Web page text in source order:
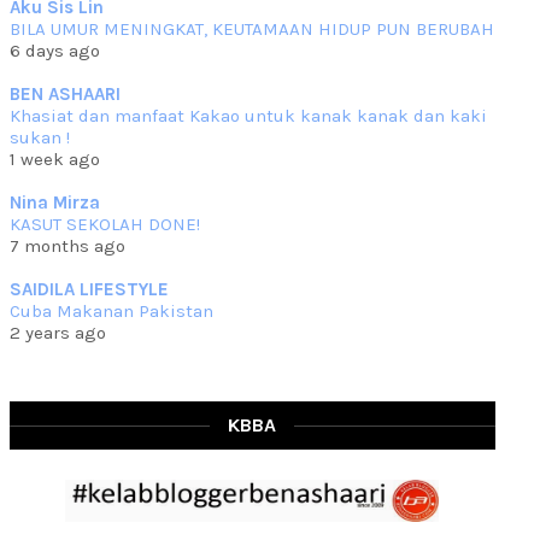
RESIPI KURMA AYAM MERAH
Assalammualaikum, salam semua. Hari ni 4 Zulhijjah 1444 Hijrah,
Jun 23 2023
RESIPI SAMBAL PARU
Assalammualaikum, salam sejahtera semua. Lama betul che mat tak
Jun 20 2023
RESIPI PISANG MUDA MASAK LEMAK
lemak ni che mat... read more
Mar 07 2023
RESIPI BAMIA KAMBING
Assalammualaikum, salam Ahad semua. Dah beberapa hari cuaca
asyik hujan saja di... read more
Aku Sis Lin
BILA UMUR MENINGKAT, KEUTAMAAN HIDUP PUN BERUBAH
6 days ago
BEN ASHAARI
Khasiat dan manfaat Kakao untuk kanak kanak dan kaki
sukan !
1 week ago
Nina Mirza
KASUT SEKOLAH DONE!
7 months ago
SAIDILA LIFESTYLE
Cuba Makanan Pakistan
2 years ago
KBBA